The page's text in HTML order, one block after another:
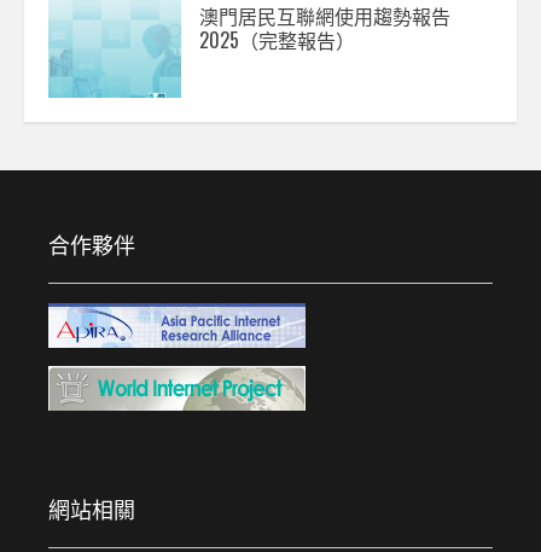
澳門居民互聯網使用趨勢報告
2025（完整報告）
合作夥伴
網站相關